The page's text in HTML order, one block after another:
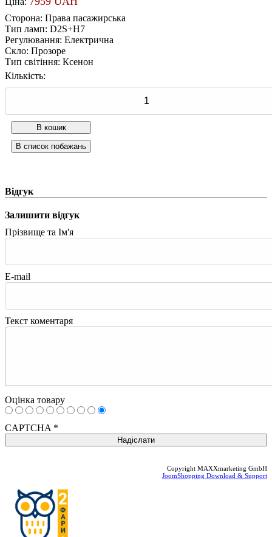
Сторона: Права пасажирська
Тип ламп: D2S+H7
Регулювання: Електрична
Скло: Прозоре
Тип світіння: Ксенон
Кількість:
Відгук
Залишити відгук
Прізвище та Ім'я
E-mail
Текст коментаря
Оцінка товару
CAPTCHA *
Copyright MAXXmarketing GmbH
JoomShopping Download & Support